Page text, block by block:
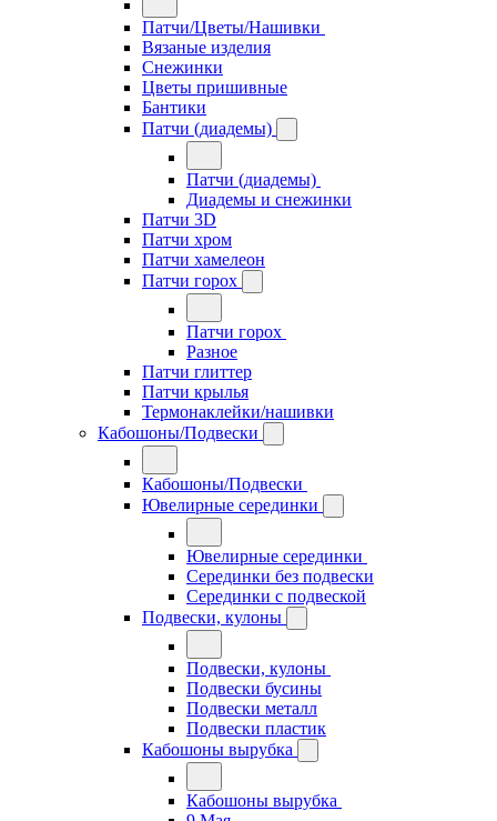
Патчи/Цветы/Нашивки
Вязаные изделия
Снежинки
Цветы пришивные
Бантики
Патчи (диадемы)
Патчи (диадемы)
Диадемы и снежинки
Патчи 3D
Патчи хром
Патчи хамелеон
Патчи горох
Патчи горох
Разное
Патчи глиттер
Патчи крылья
Термонаклейки/нашивки
Кабошоны/Подвески
Кабошоны/Подвески
Ювелирные серединки
Ювелирные серединки
Серединки без подвески
Серединки с подвеской
Подвески, кулоны
Подвески, кулоны
Подвески бусины
Подвески металл
Подвески пластик
Кабошоны вырубка
Кабошоны вырубка